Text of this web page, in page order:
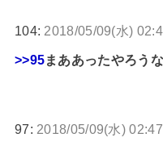
104: 2018/05/09(水)
>>95まああったやろう
97: 2018/05/09(水)